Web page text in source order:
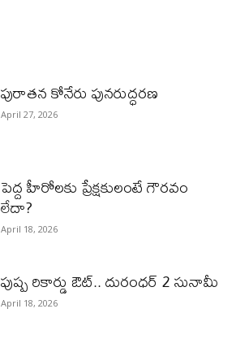
పురాత‌న కోనేరు పున‌రుద్ధ‌ర‌ణ
April 27, 2026
పెద్ద హీరోల‌కు ప్రేక్ష‌కులంటే గౌర‌వం
లేదా?
April 18, 2026
పుష్ప రికార్డు ఔట్‌.. దురంధ‌ర్ 2 సునామీ
April 18, 2026